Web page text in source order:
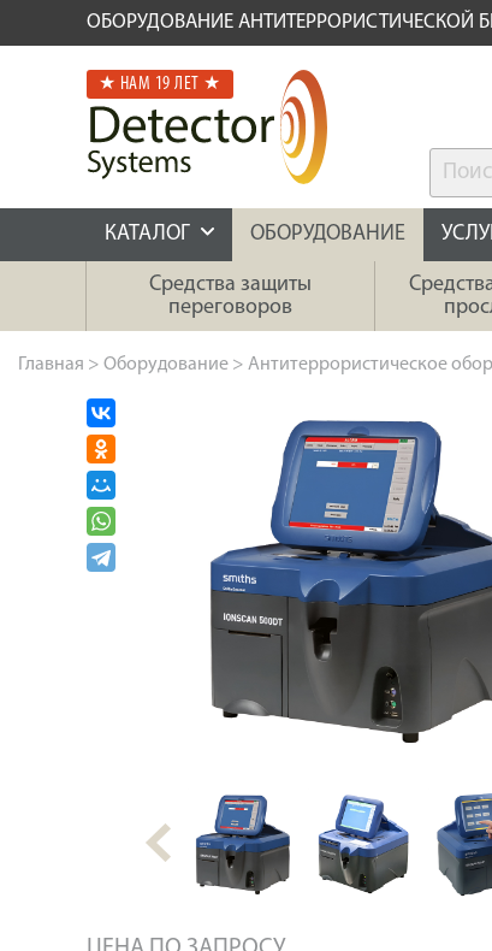
ОБОРУДОВАНИЕ
★ НАМ 19 ЛЕТ ★
КАТАЛОГ ОБОРУДОВАНИЕ
Средства защиты
переговоров
Главная > Оборудование > Антитеррористическое